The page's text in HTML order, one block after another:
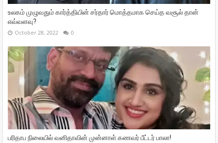
உலகம் முழுவதும் கார்த்தியின் சர்தார் மொத்தமாக செய்த வசூல் தான்
எவ்வளவு?
October 28, 2022 0
பரிதாப நிலையில் வனிதாவின் முன்னாள் கணவர் பீட்டர் பாலா!